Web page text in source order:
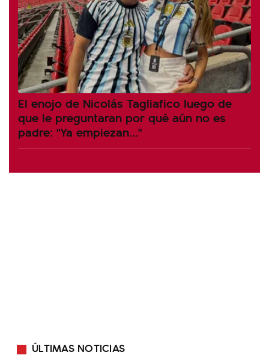
El enojo de Nicolás Tagliafico luego de
que le preguntaran por qué aún no es
padre: "Ya empiezan..."
ÚLTIMAS NOTICIAS